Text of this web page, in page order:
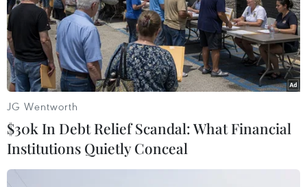
Ra mắt Sáng kiến
CapitaLand vì cộng đồng
vững mạnh với khoản tài
trợ 54 tỷ đồng
Ngân sách hỗ trợ 54 tỷ đồng sẽ được trao cho
những dự án tiêu biểu của các tổ chức phi lợi
nhuận tại Singapore, Ấn Độ, Trung Quốc và Việt
Nam, tập trung vào lĩnh vực giáo dục, y tế và
JG Wentworth
$30k In Debt Relief Scandal: What Financial
Institutions Quietly Conceal